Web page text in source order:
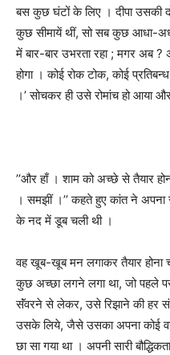
बस कुछ घंटों के लिए । दीपा उसकी
कुछ सीमायें थीं,सो सब कुछ आधा-
में बार-बार उभरता रहा ; मगर अब?
होगा । कोई रोक टोक,कोई
।’सोचकर ही उसे रोमांच हो आया
’’और हाँ । शाम को अच्छे से तैयार
। समझीं ।’’कहते हुए कांत ने अपना
के नद में डूब चली थी ।
वह खूब-खूब मन लगाकर तैयार होना
कुछ अच्छा लगने लगा था,जो पहले
सॅंवरने से लेकर,उसे रिझाने की हर
उसके लिये,जैसे उसका अपना कोई
छा सा गया था । अपनी सारी